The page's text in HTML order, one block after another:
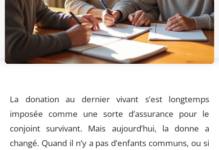
La donation au dernier vivant s’est longtemps
imposée comme une sorte d’assurance pour le
conjoint survivant. Mais aujourd’hui, la donne a
changé. Quand il n’y a pas d’enfants communs, ou si